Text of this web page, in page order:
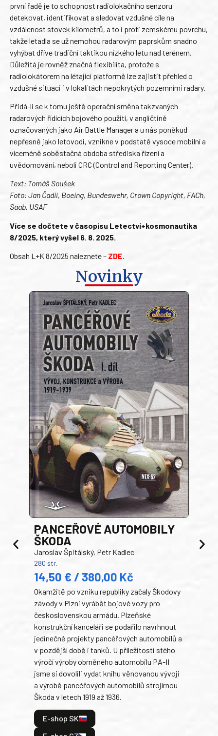
první řadě je to schopnost radiolokačního senzoru
detekovat, identifikovat a sledovat vzdušné cíle na
vzdálenost stovek kilometrů, a to i proti zemskému povrchu,
takže letadla se už nemohou radarovým paprskům snadno
vyhýbat dříve tradiční taktikou nízkého letu nad terénem.
Důležitá je rovněž značná flexibilita, protože s
radiolokátorem na létající platformě lze zajistit přehled o
vzdušné situaci i v lokalitách nepokrytých pozemními radary.
Přidá-li se k tomu ještě operační směna takzvaných
radarových řídících bojového použití, v angličtině
označovaných jako Air Battle Manager a u nás poněkud
nepřesně jako letovodi, vznikne v podstatě vysoce mobilní a
víceméně soběstačná obdoba střediska řízení a
uvědomování, neboli CRC (Control and Reporting Center).
Text: Tomáš Soušek
Foto: Jan Čadil, Boeing, Bundeswehr, Crown Copyright, FACh,
Saab, USAF
Více se dočtete v časopisu Letectví+kosmonautika
8/2025, který vyšel 6. 8. 2025.
Obsah L+K 8/2025 naleznete – ZDE.
Novinky
PANCEŘOVÉ AUTOMOBILY
ŠKODA
Jaroslav Špitálský, Petr Kadlec
280 str.
14,50 € / 380,00 Kč
Okamžitě po vzniku republiky začaly Škodovy
závody v Plzni vyrábět bojové vozy pro
československou armádu. Plzeňské
konstrukční kanceláři se podařilo navrhnout
jedinečné projekty pancéřových automobilů a
v pozdější době i tanků. U příležitosti stého
výročí výroby obrněného automobilu PA-II
jsme si dovolili vydat knihu věnovanou vývoji
a výrobě pancéřových automobilů strojírnou
Škoda v letech 1919 až 1936.
E-shop SK